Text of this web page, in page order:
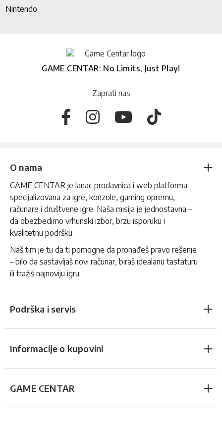
Nintendo
GAME CENTAR: No Limits, Just Play!
Zaprati nas
O nama
GAME CENTAR je lanac prodavnica i web platforma
specijalizovana za igre, konzole, gaming opremu,
računare i društvene igre. Naša misija je jednostavna –
da obezbedimo vrhunski izbor, brzu isporuku i
kvalitetnu podršku.
Naš tim je tu da ti pomogne da pronađeš pravo rešenje
– bilo da sastavljaš novi računar, biraš idealanu tastaturu
ili tražiš najnoviju igru.
Podrška i servis
Informacije o kupovini
GAME CENTAR